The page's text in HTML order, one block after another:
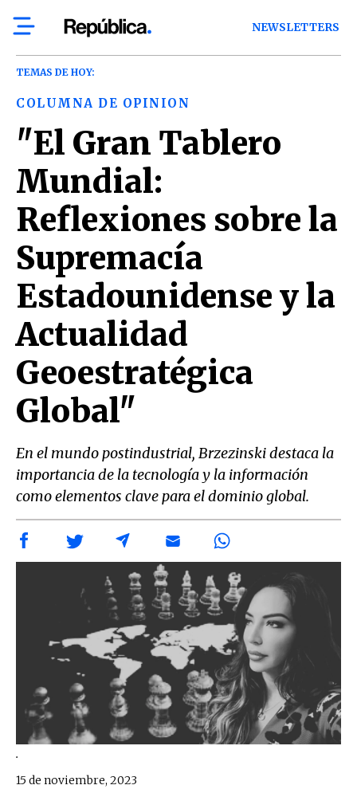
NEWSLETTERS
TEMAS DE HOY:
COLUMNA DE OPINION
"El Gran Tablero
Mundial:
Reflexiones sobre la
Supremacía
Estadounidense y la
Actualidad
Geoestratégica
Global"
En el mundo postindustrial, Brzezinski destaca la
importancia de la tecnología y la información
como elementos clave para el dominio global.
.
15 de noviembre, 2023